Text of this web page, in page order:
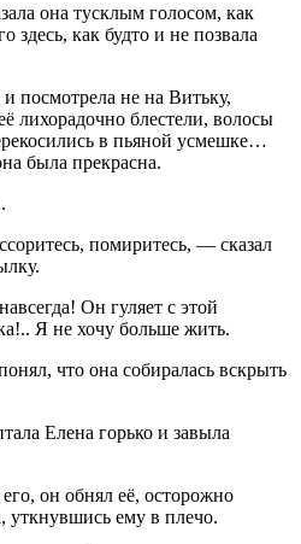
она тусклым голосом, как
здесь, как будто и не позвала
посмотрела не на Витьку,
лихорадочно блестели, волосы
в пьяной усмешке…
была прекрасна.
помиритесь, — сказал
Он гуляет с этой
Я не хочу больше жить.
что она собиралась вскрыть
Елена горько и завыла
он обнял её, осторожно
уткнувшись ему в плечо.